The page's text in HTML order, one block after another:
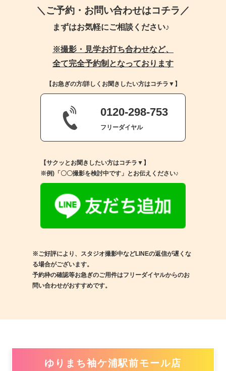
＼ご予約・お問い合わせはコチラ／
まずはお気軽にご相談ください♪
※撮影・見学お打ち合わせなど、
全て完全予約制となっております
【お急ぎの方/詳しくお聞きしたい方はコチラ▼】
0120-298-753
フリーダイヤル
【サクッとお聞きしたい方はコチラ▼】
※例)「〇〇撮影を検討中です」とお伝えください♪
※ご好評により、スタジオ撮影中などLINEの返信が遅くな
る場合がございます。
予約枠の確認等お急ぎのご用件はフリーダイヤルからのお
問い合わせがおすすめです。
ゆりまち袖ケ浦駅前モール店